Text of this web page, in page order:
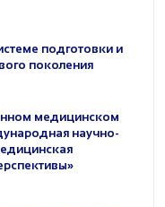
подготовки и
поколения
медицинском
научно-